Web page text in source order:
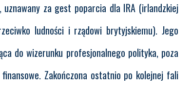
uznawany za gest poparcia dla IRA (irlandzkiej
ludności i rządowi brytyjskiemu). Jego
do wizerunku profesjonalnego polityka, poza
Zakończona ostatnio po kolejnej fali